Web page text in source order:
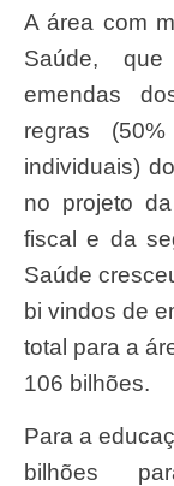
A área com
Saúde,
emendas
regras
individuais)
no projeto
fiscal e da
Saúde
bi vindos de
total para a
106 bilhões.
Para a educação, a proposta destinará R$ 82,3
bilhões